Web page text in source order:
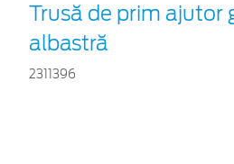
Trusă de prim ajutor
albastră
2311396